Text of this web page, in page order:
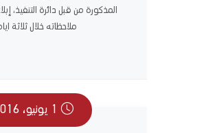
المذكورة من قبل دائرة التنفيذ،
ملاحظاته خلال ثلاثة
1 يونيو، 2016